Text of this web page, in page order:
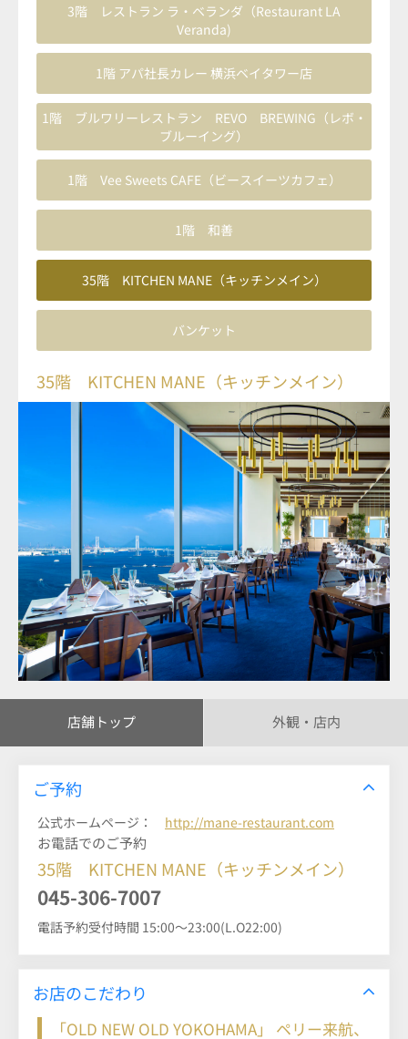
3階 レストラン ラ・ベランダ（Restaurant LA
Veranda)
1階 アパ社長カレー 横浜ベイタワー店
1階 ブルワリーレストラン REVO BREWING（レボ・
ブルーイング）
1階 Vee Sweets CAFE（ビースイーツカフェ）
1階 和善
35階 KITCHEN MANE（キッチンメイン）
バンケット
35階 KITCHEN MANE（キッチンメイン）
店舗トップ 外観・店内
ご予約
公式ホームページ： http://mane-restaurant.com
お電話でのご予約
35階 KITCHEN MANE（キッチンメイン）
045-306-7007
電話予約受付時間 15:00～23:00(L.O22:00)
お店のこだわり
「OLD NEW OLD YOKOHAMA」 ペリー来航、